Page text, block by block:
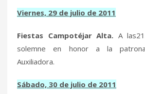
Viernes, 29 de julio de 2011
Fiestas Campotéjar Alta. A
solemne en honor a la
Auxiliadora.
Sábado, 30 de julio de 2011